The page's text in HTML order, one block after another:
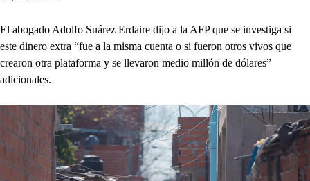
El abogado Adolfo Suárez Erdaire dijo a la AFP que se investiga si
este dinero extra “fue a la misma cuenta o si fueron otros vivos que
crearon otra plataforma y se llevaron medio millón de dólares”
adicionales.